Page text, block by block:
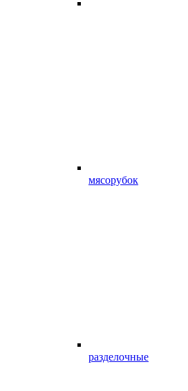
мясорубок
разделочные